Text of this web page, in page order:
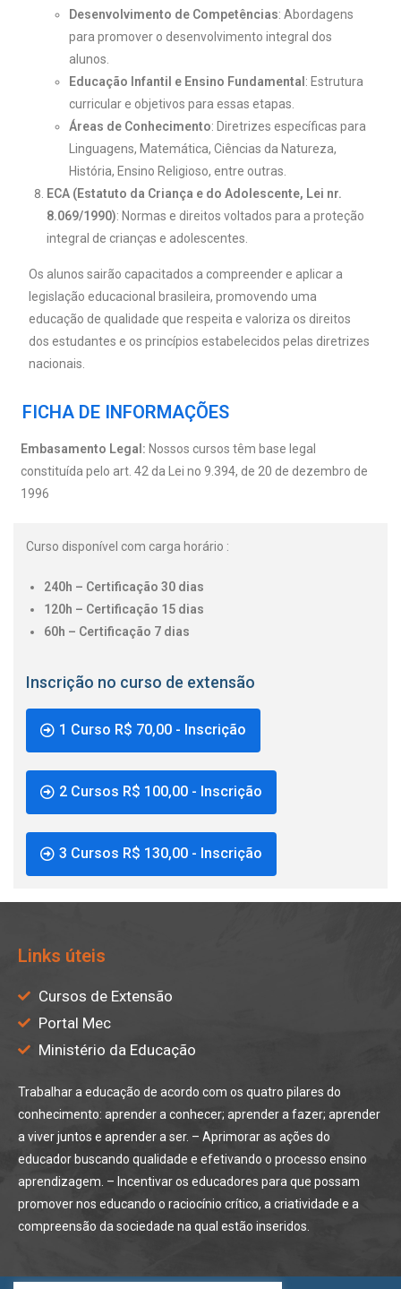
Desenvolvimento de Competências: Abordagens
para promover o desenvolvimento integral dos
alunos.
Educação Infantil e Ensino Fundamental : Estrutura
curricular e objetivos para essas etapas.
Áreas de Conhecimento: Diretrizes específicas para
Linguagens, Matemática, Ciências da Natureza,
História, Ensino Religioso, entre outras.
ECA (Estatuto da Criança e do Adolescente, Lei nr.
8.069/1990): Normas e direitos voltados para a proteção
integral de crianças e adolescentes.
Os alunos sairão capacitados a compreender e aplicar a
legislação educacional brasileira, promovendo uma
educação de qualidade que respeita e valoriza os direitos
dos estudantes e os princípios estabelecidos pelas diretrizes
nacionais.
FICHA DE INFORMAÇÕES
Embasamento Legal: Nossos cursos têm base legal
constituída pelo art. 42 da Lei no 9.394, de 20 de dezembro de
1996
Curso disponível com carga horário :
240h – Certificação 30 dias
120h – Certificação 15 dias
60h – Certificação 7 dias
Inscrição no curso de extensão
1 Curso R$ 70,00 - Inscrição
2 Cursos R$ 100,00 - Inscrição
3 Cursos R$ 130,00 - Inscrição
Links úteis
Cursos de Extensão
Portal Mec
Ministério da Educação
Trabalhar a educação de acordo com os quatro pilares do
conhecimento: aprender a conhecer; aprender a fazer; aprender
a viver juntos e aprender a ser. – Aprimorar as ações do
educador buscando qualidade e efetivando o processo ensino
aprendizagem. – Incentivar os educadores para que possam
promover nos educando o raciocínio crítico, a criatividade e a
compreensão da sociedade na qual estão inseridos.